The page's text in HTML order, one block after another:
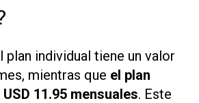
plan individual tiene un valor
mientras que el plan
11.95 mensuales. Este